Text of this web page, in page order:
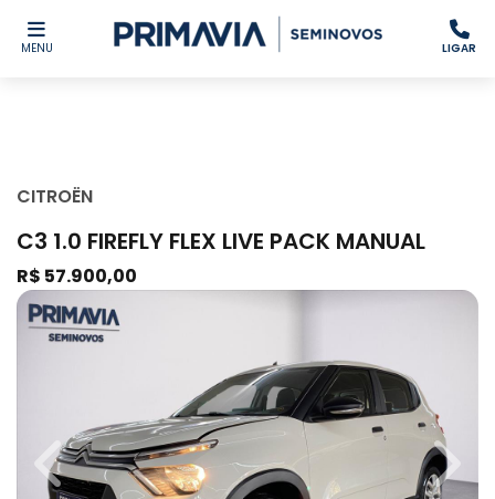
MENU LIGAR
CITROËN
C3 1.0 FIREFLY FLEX LIVE PACK MANUAL
R$ 57.900,00
Previous Next